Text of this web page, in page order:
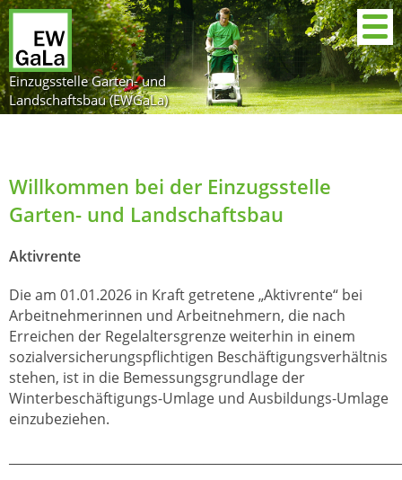
Einzugsstelle Garten- und
Landschaftsbau (EWGaLa)
Willkommen bei der Einzugsstelle
Garten- und Landschaftsbau
Aktivrente
Die am 01.01.2026 in Kraft getretene „Aktivrente“ bei
Arbeitnehmerinnen und Arbeitnehmern, die nach
Erreichen der Regelaltersgrenze weiterhin in einem
sozialversicherungspflichtigen Beschäftigungsverhältnis
stehen, ist in die Bemessungsgrundlage der
Winterbeschäftigungs-Umlage und Ausbildungs-Umlage
einzubeziehen.